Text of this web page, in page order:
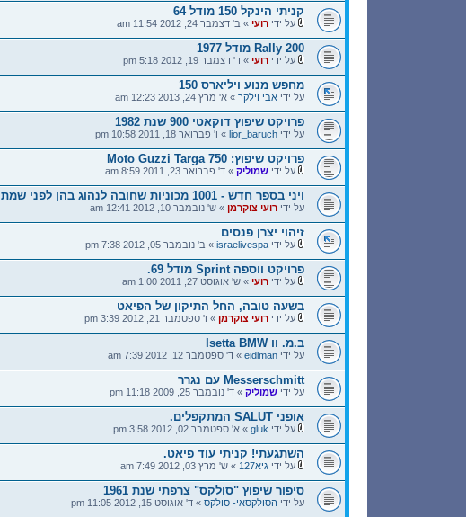
קניתי הינקל 150 מודל 64
על ידירועי » ב' דצמבר 24, 2012 11:54 am
Rally 200 מודל 1977
על ידירועי » ד' דצמבר 19, 2012 5:18 pm
מחפש מנוע ויליארס 150
על ידיאבי וילקר » א' מרץ 24, 2013 12:23 am
פרויקט שיפוץ דוקאטי 900 שנת 1982
על ידיlior_baruch » ו' פברואר 18, 2011 10:58 pm
פרויקט שיפוץ: Moto Guzzi Targa 750
על ידישמוליק » ד' פברואר 23, 2011 8:59 am
ויני בספר חדש - 1001 מכוניות שחובה לנהוג בהן לפני שמתים
על ידירועי צוקרמן » ש' נובמבר 10, 2012 12:41 am
זיהוי יצרן פנסים
על ידיisraelivespa » ב' נובמבר 05, 2012 7:38 pm
פרויקט ווספה Sprint מודל 69.
על ידירועי » ש' אוגוסט 27, 2011 1:00 am
בשעה טובה, החל התיקון של הפיאט
על ידירועי צוקרמן » ו' ספטמבר 21, 2012 3:39 pm
ב.מ. וו Isetta BMW
על ידיeidlman » ד' ספטמבר 12, 2012 7:39 am
Messerschmitt עם נגרר
על ידישמוליק » ד' נובמבר 25, 2009 11:18 pm
אופני SALUT המתקפלים.
על ידי gluk » א' ספטמבר 02, 2012 3:58 pm
השתגעתי! קניתי עוד פיאט.
על ידי גיא127 » ש' מרץ 03, 2012 7:49 am
סיפור שיפוץ "סולקס" צרפתי שנת 1961
על ידי הסולקסאי- סולקס » ד' אוגוסט 15, 2012 11:05 pm